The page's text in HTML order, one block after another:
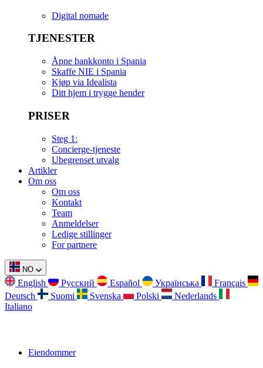
Digital nomade
TJENESTER
Åpne bankkonto i Spania
Skaffe NIE i Spania
Kjøp via Idealista
Ditt hjem i trygge hender
PRISER
Steg 1:
Concierge-tjeneste
Ubegrenset utvalg
Artikler
Om oss
Om oss
Kontakt
Team
Anmeldelser
Ledige stillinger
For partnere
NO
English Русский Español Українська
Français
Deutsch
Suomi Svenska Polski
Nederlands
Italiano
Eiendommer